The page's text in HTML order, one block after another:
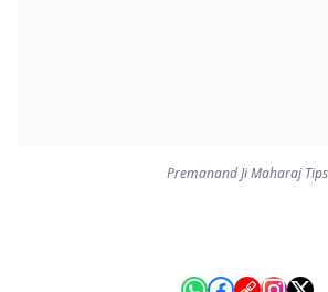
Premanand Ji Maharaj Tips